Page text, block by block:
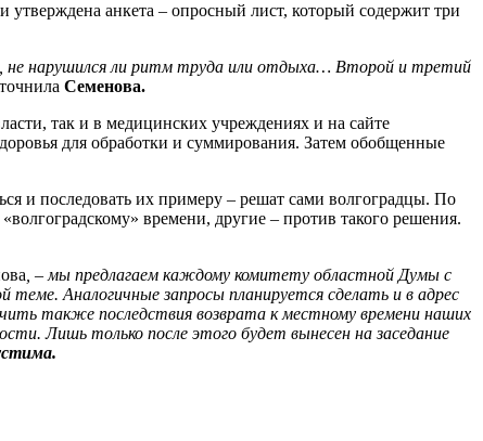
анкета – опросный лист, который содержит три
не нарушился ли ритм труда или отдыха… Второй и третий
Семенова.
так и в медицинских учреждениях и на сайте
для обработки и суммирования. Затем обобщенные
и последовать их примеру – решат сами волгоградцы. По
времени, другие – против такого решения.
, – мы предлагаем каждому комитету областной Думы с
теме. Аналогичные запросы планируется сделать и в адрес
также последствия возврата к местному времени наших
Лишь только после этого будет вынесен на заседание